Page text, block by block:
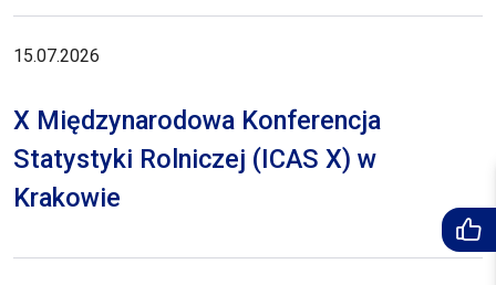
15.07.2026
X Międzynarodowa Konferencja
Statystyki Rolniczej (ICAS X) w
Krakowie